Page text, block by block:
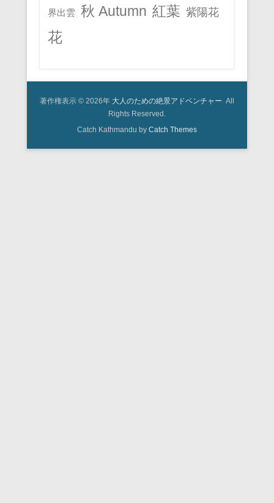
界出雲 秋 Autumn 紅葉 紫陽花
花
著作権表示 © 2026年 大人のための絶景アドベンチャー All
Rights Reserved.
Catch Kathmandu by Catch Themes